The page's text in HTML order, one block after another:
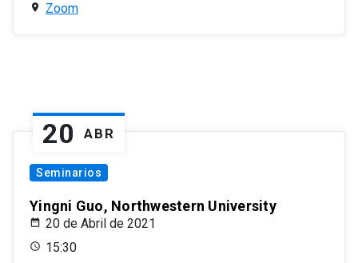
Zoom
20 ABR
Seminarios
Yingni Guo, Northwestern University
20 de Abril de 2021
15:30